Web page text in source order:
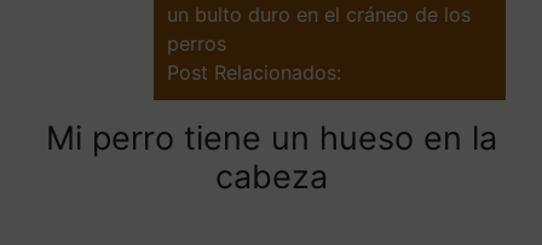
un bulto duro en el cráneo de los
perros
Post Relacionados:
Mi perro tiene un hueso en la
cabeza